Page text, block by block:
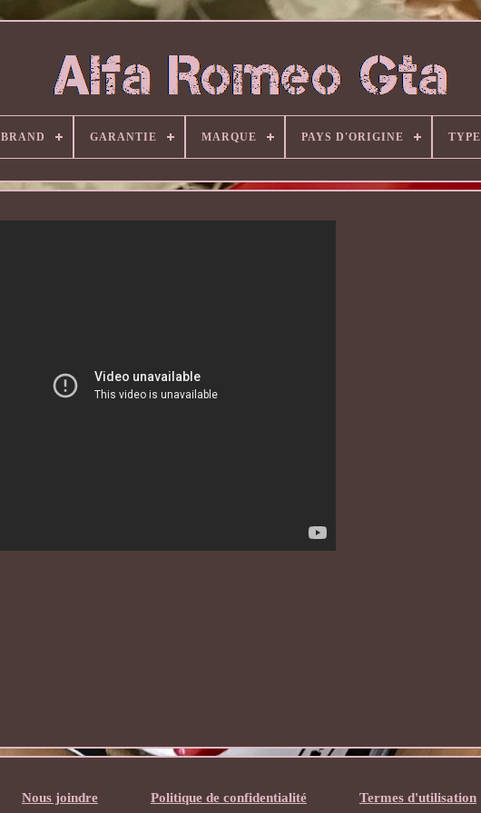
BRAND GARANTIE MARQUE PAYS D'ORIGINE TYPE
Nous joindre Politique de confidentialité Termes d'utilisation